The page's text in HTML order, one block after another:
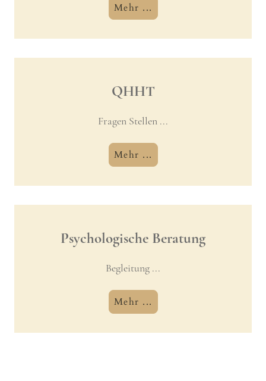
Mehr ...
QHHT
Fragen Stellen ...
Mehr ...
Psychologische Beratung
Begleitung ...
Mehr ...